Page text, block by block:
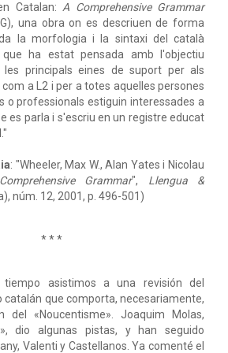
Catalan: A Comprehensive Grammar
una obra on es descriuen de forma
la morfologia i la sintaxi del català
ha estat pensada amb l'objectiu
les principals eines de suport per als
a L2 i per a totes aquelles persones
o professionals estiguin interessades a
es parla i s'escriu en un registre educat
: "Wheeler, Max W., Alan Yates i Nicolau
Grammar", Llengua &
núm. 12, 2001, p. 496-501)
* * *
tiempo asistimos a una revisión del
que comporta, necesariamente,
del «Noucentisme». Joaquim Molas,
dio algunas pistas, y han seguido
Valenti y Castellanos. Ya comenté el